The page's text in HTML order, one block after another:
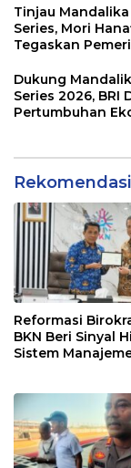
Dampak Ekonomi
Kawasan
Tinjau
Series, Mori
Tegaskan
NTB
Dukung
Series 2026, BRI
Pertumbuhan
Reformasi
BKN Beri Sinyal
Sistem